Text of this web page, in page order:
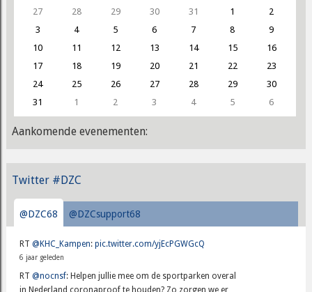
27 28 29 30 31 1
2
3
4 5 6 7 8
9
10
11 12 13 14 15
16
17
18 19 20 21 22
23
24
25 26 27 28 29
30
31
1 2 3 4 5 6
Aankomende evenementen:
Twitter #DZC
@DZC68 @DZCsupport68
RT@KHC_Kampen:pic.twitter.com/yjEcPGWGcQ
6 jaar geleden
RT@nocnsf: Helpen jullie mee om de sportparken overal
in Nederland coronaproof te houden? Zo zorgen we er